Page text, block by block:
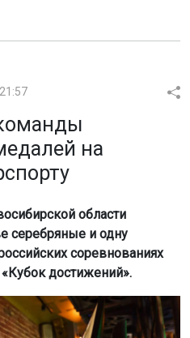
достижений».
Фото: Минспорт НСО
Министерстве спорта, в
соревновались в
трёхмерный бой» (CS 2) и